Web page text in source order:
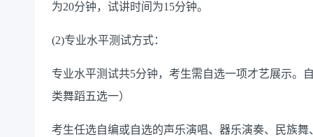
为20分钟，试讲时间为15分钟。
(2)专业水平测试方式：
专业水平测试共5分钟，考生需自选一项才艺展示。
类舞蹈五选一）
考生任选自编或自选的声乐演唱、器乐演奏、民族